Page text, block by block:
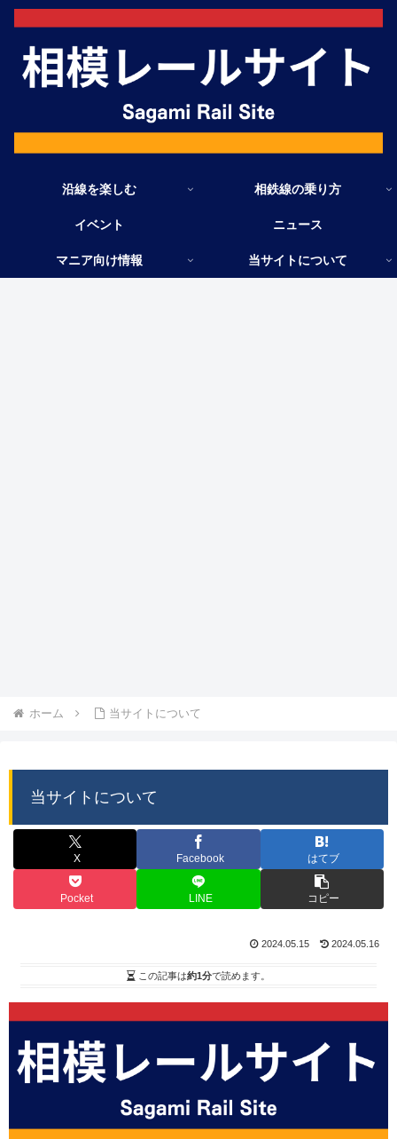
沿線を楽しむ 相鉄線の乗り方
イベント ニュース
マニア向け情報 当サイトについて
ホーム 当サイトについて
当サイトについて
X Facebook はてブ
Pocket LINE コピー
2024.05.15 2024.05.16
この記事は約1分で読めます。